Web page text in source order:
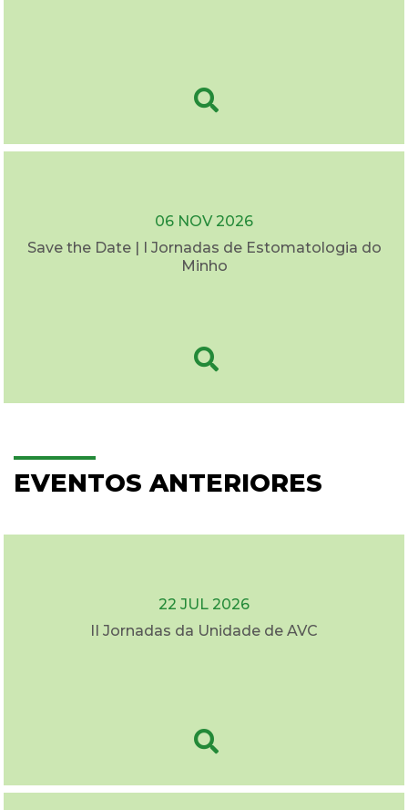
06 NOV 2026
Save the Date | I Jornadas de Estomatologia do
Minho
EVENTOS ANTERIORES
22 JUL 2026
II Jornadas da Unidade de AVC